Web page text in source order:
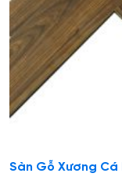
Sàn Gỗ Xương Cá